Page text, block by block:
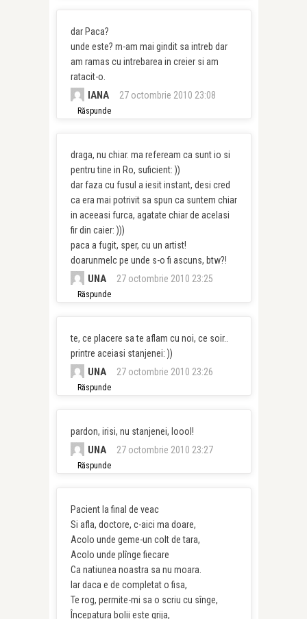
dar Paca?
unde este? m-am mai gindit sa intreb dar
am ramas cu intrebarea in creier si am
ratacit-o.
IANA 27 octombrie 2010 23:08
Răspunde
draga, nu chiar. ma refeream ca sunt io si
pentru tine in Ro, suficient: ))
dar faza cu fusul a iesit instant, desi cred
ca era mai potrivit sa spun ca suntem chiar
in aceeasi furca, agatate chiar de acelasi
fir din caier: )))
paca a fugit, sper, cu un artist!
doarunmelc pe unde s-o fi ascuns, btw?!
UNA 27 octombrie 2010 23:25
Răspunde
te, ce placere sa te aflam cu noi, ce soir..
printre aceiasi stanjenei: ))
UNA 27 octombrie 2010 23:26
Răspunde
pardon, irisi, nu stanjenei, loool!
UNA 27 octombrie 2010 23:27
Răspunde
Pacient la final de veac
Si afla, doctore, c-aici ma doare,
Acolo unde geme-un colt de tara,
Acolo unde plînge fiecare
Ca natiunea noastra sa nu moara.
Iar daca e de completat o fisa,
Te rog, permite-mi sa o scriu cu sînge,
Începatura bolii este grija,